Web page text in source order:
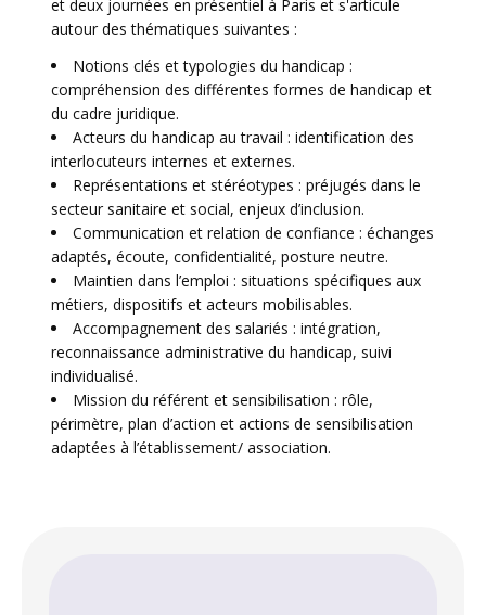
et deux journées en présentiel à Paris et s'articule
autour des thématiques suivantes :
Notions clés et typologies du handicap :
compréhension des différentes formes de handicap et
du cadre juridique.
Acteurs du handicap au travail : identification des
interlocuteurs internes et externes.
Représentations et stéréotypes : préjugés dans le
secteur sanitaire et social, enjeux d’inclusion.
Communication et relation de confiance : échanges
adaptés, écoute, confidentialité, posture neutre.
Maintien dans l’emploi : situations spécifiques aux
métiers, dispositifs et acteurs mobilisables.
Accompagnement des salariés : intégration,
reconnaissance administrative du handicap, suivi
individualisé.
Mission du référent et sensibilisation : rôle,
périmètre, plan d’action et actions de sensibilisation
adaptées à l’établissement/ association.